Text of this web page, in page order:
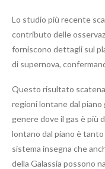
Lo studio più recente
contributo delle
forniscono dettagli sul
di supernova,
Questo risultato
regioni lontane dal
genere dove il gas è più
lontano dal piano è
sistema insegna che
della Galassia possono